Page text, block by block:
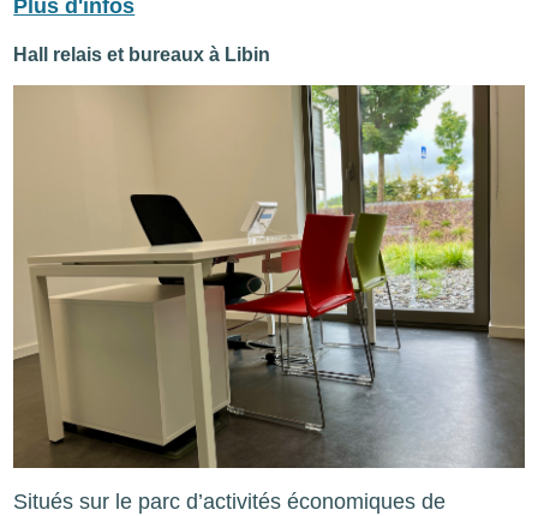
Plus d'infos
Hall relais et bureaux à Libin
Situés sur le parc d’activités économiques de